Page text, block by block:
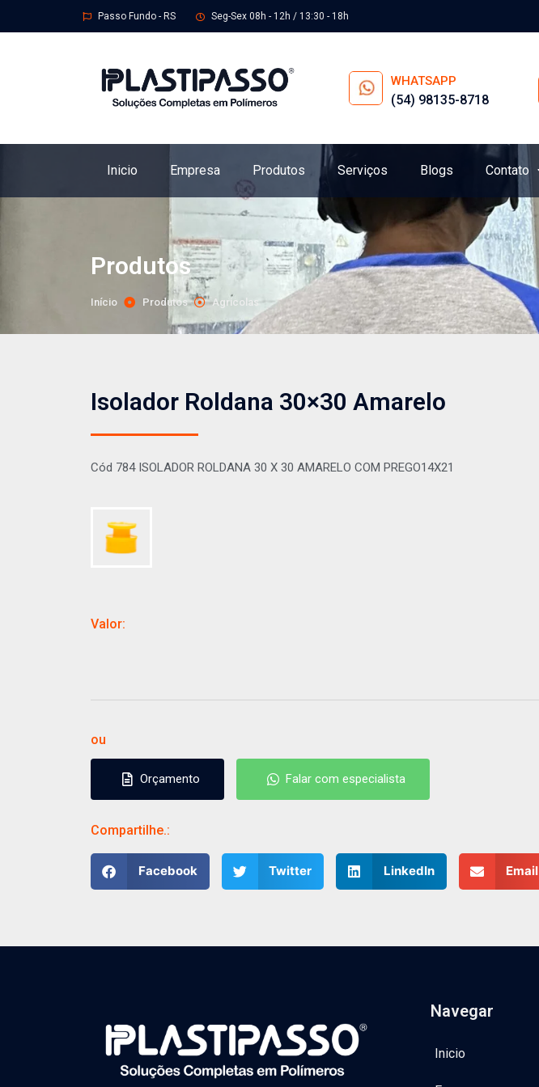
Passo Fundo - RS Seg-Sex 08h - 12h / 13:30 - 18h
WHATSAPP
(54) 98135-8718
Inicio Empresa Produtos Serviços Blogs Contato
Produtos
Início Produtos Agricolas
Isolador Roldana 30×30 Amarelo
Cód 784 ISOLADOR ROLDANA 30 X 30 AMARELO COM PREGO14X21
Valor:
ou
Orçamento Falar com especialista
Compartilhe.:
Facebook Twitter LinkedIn Email
Navegar
Inicio